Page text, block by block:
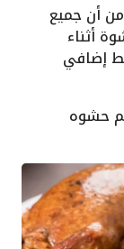
أن جميع
أثناء
إضافي
حشوه